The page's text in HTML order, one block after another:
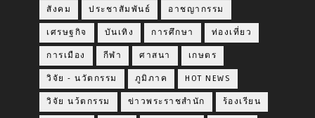
สังคม ประชาสัมพันธ์ อาชญากรรม
เศรษฐกิจ บันเทิง การศึกษา ท่องเที่ยว
การเมือง กีฬา ศาสนา เกษตร
วิจัย - นวัตกรรม ภูมิภาค HOT NEWS
วิจัย นว้ตกรรม ข่าวพระราชสำนัก ร้องเรียน